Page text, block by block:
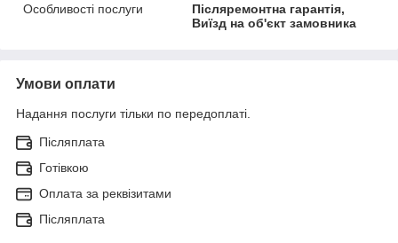
Особливості послуги
Післяремонтна гарантія,
Виїзд на об'єкт замовника
Умови оплати
Надання послуги тільки по передоплаті.
Післяплата
Готівкою
Оплата за реквізитами
Післяплата